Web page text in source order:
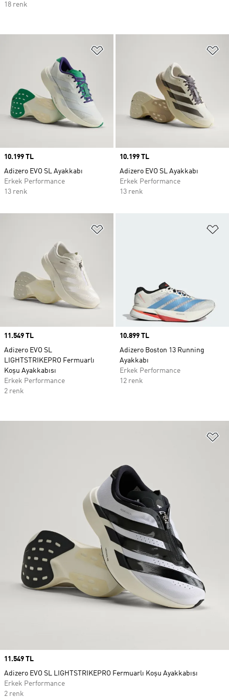
Price
10.199 TL
Adizero EVO SL Ayakkabı
Erkek Performance
13 renk
Price
10.199 TL
Adizero EVO SL Ayakkabı
Erkek Performance
13 renk
Price
11.549 TL
Adizero EVO SL
LIGHTSTRIKEPRO Fermuarlı
Koşu Ayakkabısı
Erkek Performance
2 renk
Price
10.899 TL
Adizero Boston 13 Running
Ayakkabı
Erkek Performance
12 renk
18 renk
Price
11.549 TL
Adizero EVO SL LIGHTSTRIKEPRO Fermuarlı Koşu Ayakkabısı
Erkek Performance
2 renk